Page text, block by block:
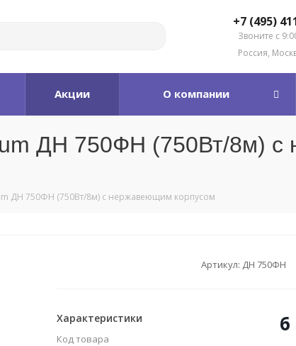
+7 (495)
Звоните с
Россия,
Акции О компании
ДН 750ФН (750Вт/8м)
ДН 750ФН (750Вт/8м) с нержавеющим корпусом
Артикул: ДН 750ФН
Характеристики
Код товара
6